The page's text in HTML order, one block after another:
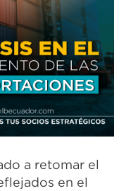
a retomar el
en el